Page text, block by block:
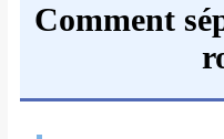
Comment